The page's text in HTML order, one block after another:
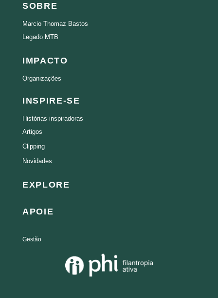
SOBRE
Marcio Thomaz Bastos
Legado MTB
IMPACTO
Organizações
INSPIRE-SE
Histórias inspiradoras
Artigos
Clipping
Novidades
EXPLORE
APOIE
Gestão